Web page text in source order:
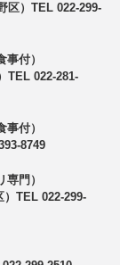
区）TEL 022-299-
付）
TEL 022-281-
付）
8749
門）
）TEL 022-299-